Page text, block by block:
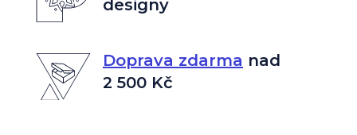
designy
Doprava zdarma nad
2 500 Kč